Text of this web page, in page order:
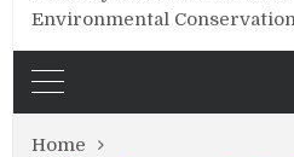
Environmental
Home